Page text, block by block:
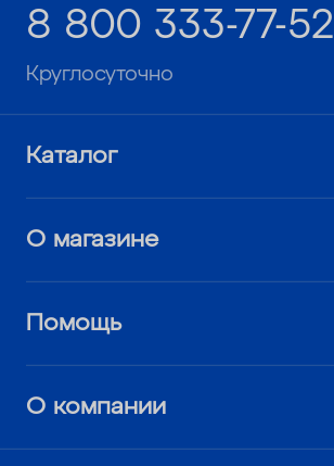
8 800 333-77-52
Круглосуточно
Каталог
О магазине
Помощь
О компании